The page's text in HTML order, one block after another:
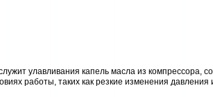
улавливания капель масла из компрессора,
работы, таких как резкие изменения